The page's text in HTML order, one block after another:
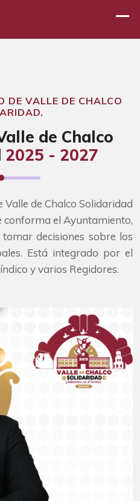
DE VALLE DE CHALCO
de Chalco
2025 - 2027
Valle de Chalco Solidaridad
conforma el Ayuntamiento,
decisiones sobre los
Está integrado por el
y varios Regidores.